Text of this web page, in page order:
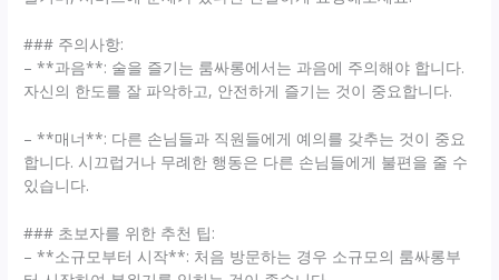
### 주의사항:
– **과음**: 술을 즐기는 룸싸롱에서는 과음에 주의해야 합니다.
자신의 한도를 잘 파악하고, 안전하게 즐기는 것이 중요합니다.
– **매너**: 다른 손님들과 직원들에게 예의를 갖추는 것이 중요
합니다. 시끄럽거나 무례한 행동은 다른 손님들에게 불편을 줄 수
있습니다.
### 초보자를 위한 추천 팁:
– **소규모부터 시작**: 처음 방문하는 경우 소규모의 룸싸롱부